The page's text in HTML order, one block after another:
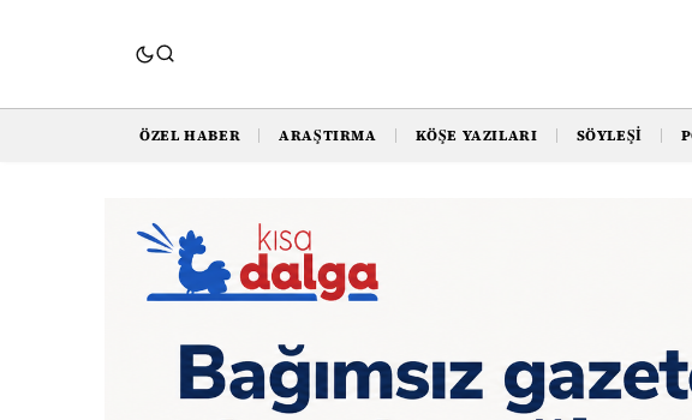
ÖZEL HABER ARAŞTIRMA KÖŞE YAZILARI SÖYLEŞI